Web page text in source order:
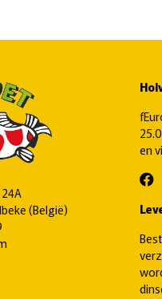
(België)
en